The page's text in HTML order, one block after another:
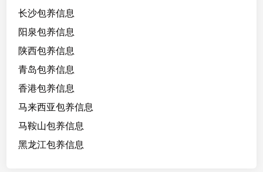
长沙包养信息
阳泉包养信息
陕西包养信息
青岛包养信息
香港包养信息
马来西亚包养信息
马鞍山包养信息
黑龙江包养信息